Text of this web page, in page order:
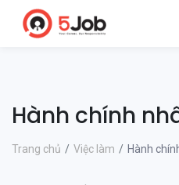
Hành chính
Trang chủ Việc làm Hành